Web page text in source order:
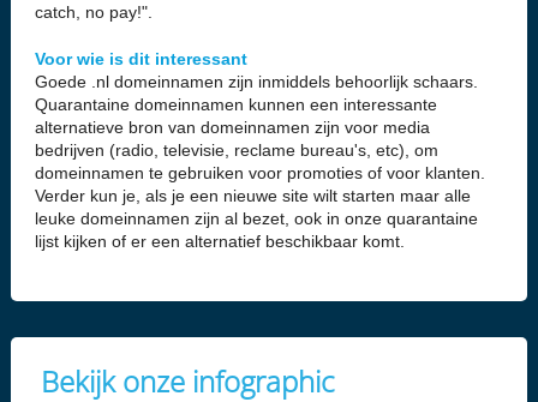
catch, no pay!".
Voor wie is dit interessant
Goede .nl domeinnamen zijn inmiddels behoorlijk schaars.
Quarantaine domeinnamen kunnen een interessante
alternatieve bron van domeinnamen zijn voor media
bedrijven (radio, televisie, reclame bureau's, etc), om
domeinnamen te gebruiken voor promoties of voor klanten.
Verder kun je, als je een nieuwe site wilt starten maar alle
leuke domeinnamen zijn al bezet, ook in onze quarantaine
lijst kijken of er een alternatief beschikbaar komt.
Bekijk onze infographic